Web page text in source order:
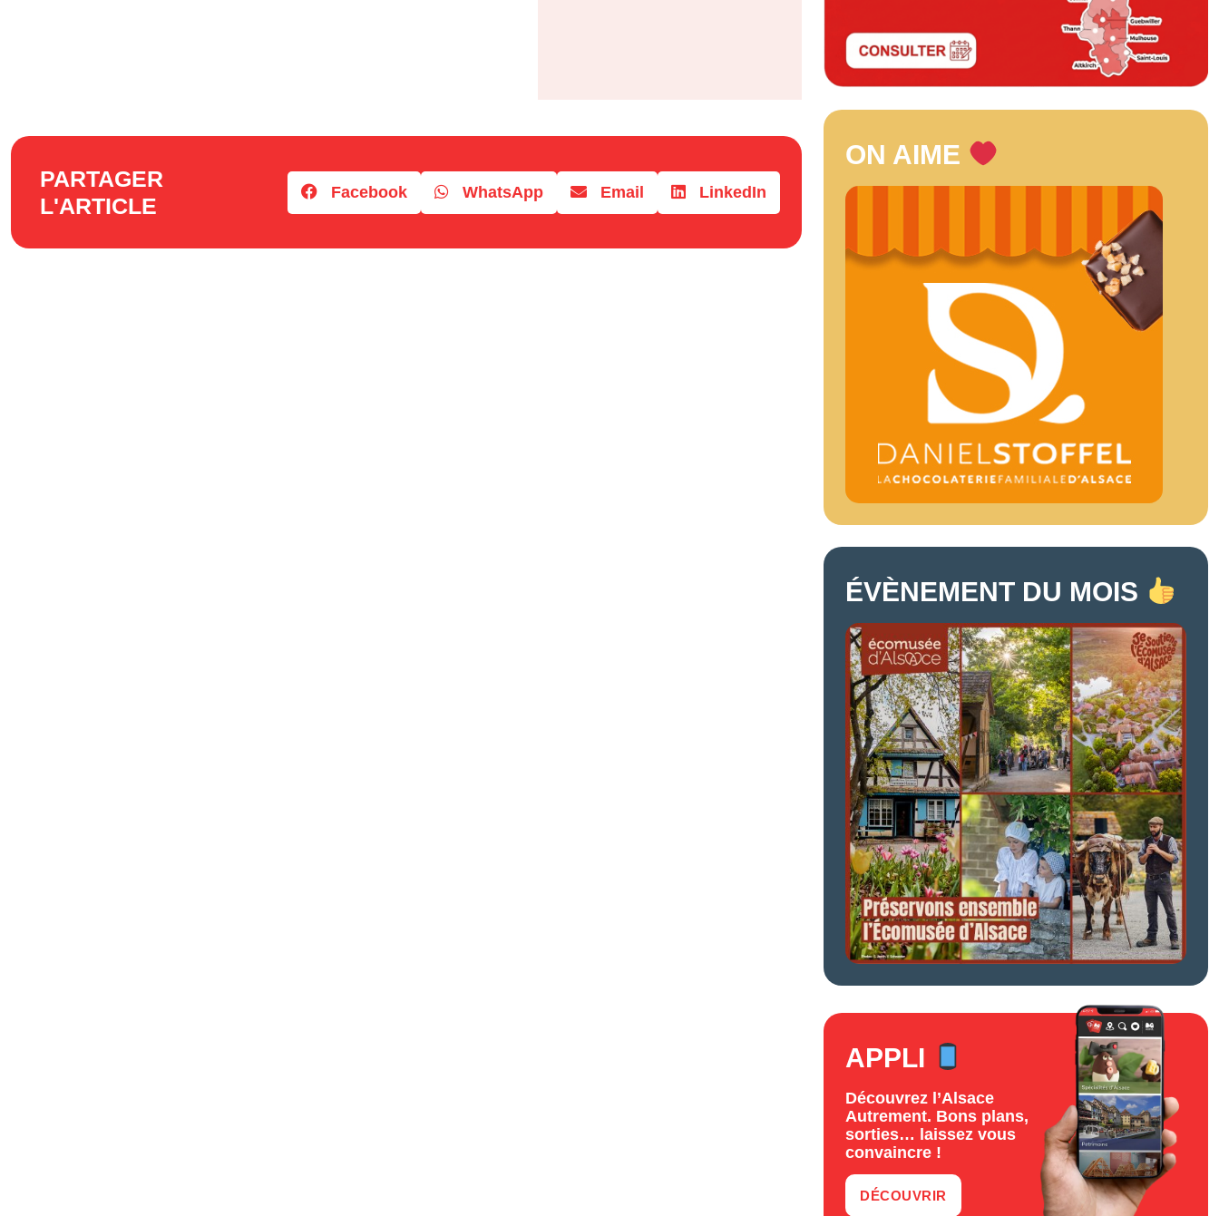
PARTAGER
L'ARTICLE
Facebook WhatsApp Email LinkedIn
ON AIME
ÉVÈNEMENT DU MOIS
APPLI
Découvrez l’Alsace
Autrement. Bons plans,
sorties… laissez vous
convaincre !
DÉCOUVRIR